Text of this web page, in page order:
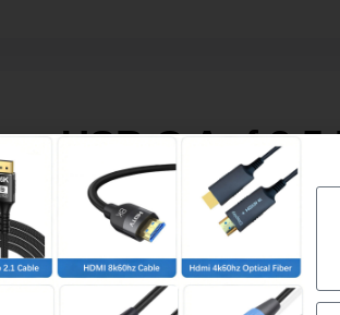
USB C Auf
Zubehör für Geräte ohne 3,5-mm-
mit USB-C-Anschlüssen. Hier